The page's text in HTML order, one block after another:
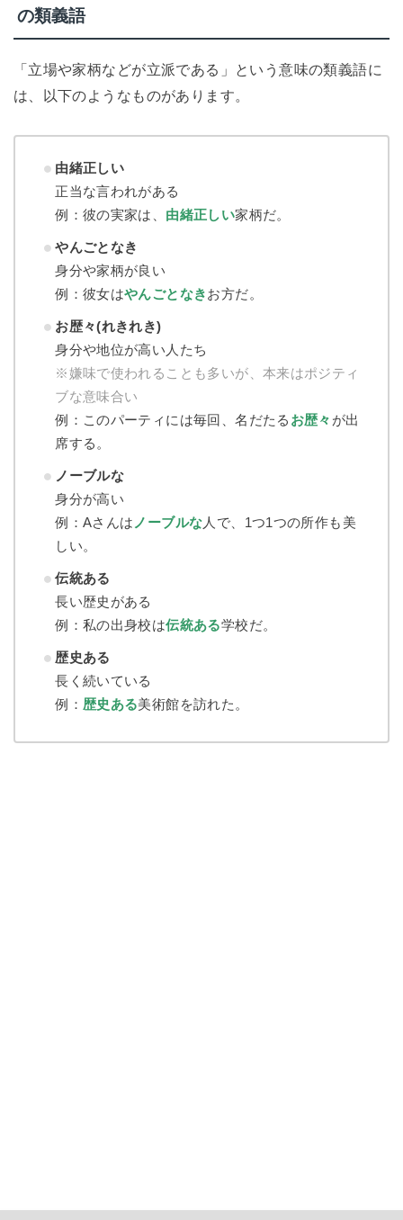
の類義語
「立場や家柄などが立派である」という意味の類義語に
は、以下のようなものがあります。
由緒正しい
正当な言われがある
例：彼の実家は、 由緒正しい家柄だ。
やんごとなき
身分や家柄が良い
例：彼女はやんごとなきお方だ。
お歴々(れきれき)
身分や地位が高い人たち
※嫌味で使われることも多いが、本来はポジティ
ブな意味合い
例：このパーティには毎回、名だたる お歴々 が出
席する。
ノーブルな
身分が高い
例：Aさんは ノーブルな人で、1つ1つの所作も美
しい。
伝統ある
長い歴史がある
例：私の出身校は伝統ある学校だ。
歴史ある
長く続いている
例： 歴史ある美術館を訪れた。